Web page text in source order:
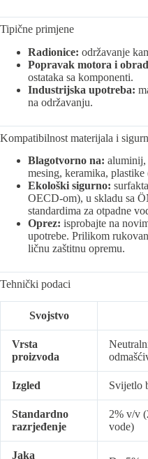
Tipične primjene
Radionice: održavanje
Popravak motora i
ostataka sa komponenti.
Industrijska upotreba:
na održavanju.
Kompatibilnost materijala i
Blagotvorno na: aluminij,
mesing, keramika,
Ekološki sigurno:
OECD-om), u skladu sa
standardima za otpadne
Oprez: isprobajte na
upotrebe. Prilikom
ličnu zaštitnu opremu.
Tehnički podaci
Svojstvo
Vrsta
proizvoda
Izgled Svijetlo
Standardno
razrjeđenje
2% v/v
vode)
Jaka